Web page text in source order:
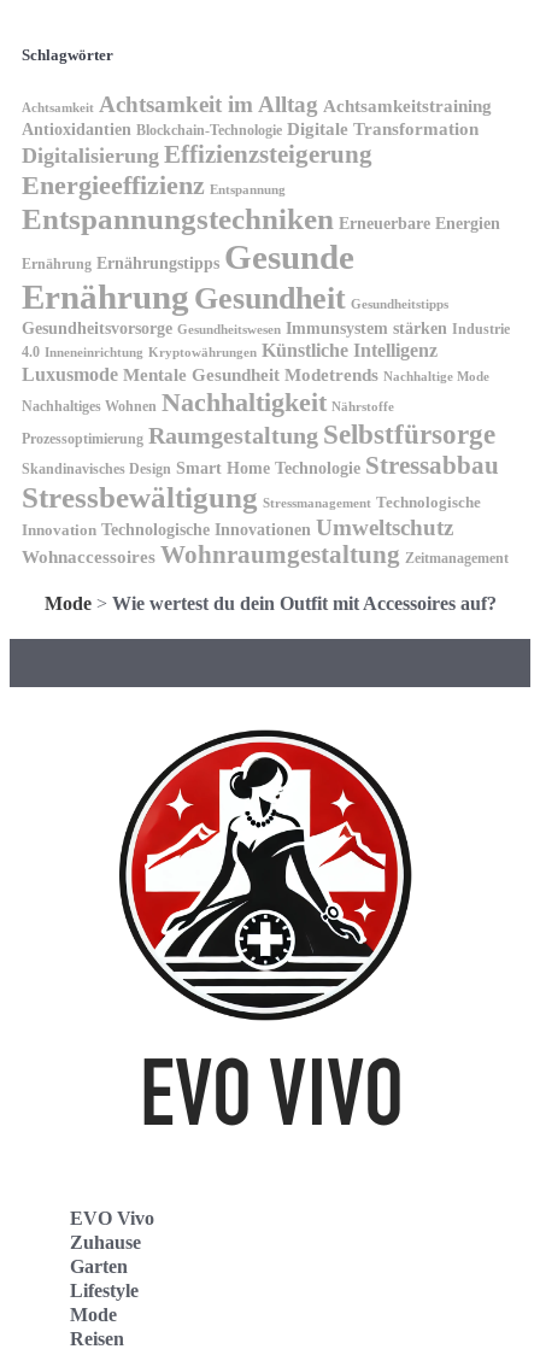
Schlagwörter
Achtsamkeit Achtsamkeit im Alltag Achtsamkeitstraining
Antioxidantien Blockchain-Technologie Digitale Transformation
Digitalisierung Effizienzsteigerung
Energieeffizienz Entspannung
Entspannungstechniken Erneuerbare Energien
Ernährung Ernährungstipps Gesunde
Ernährung Gesundheit Gesundheitstipps
Gesundheitsvorsorge Gesundheitswesen Immunsystem stärken Industrie
4.0 Inneneinrichtung Kryptowährungen Künstliche Intelligenz
Luxusmode Mentale Gesundheit Modetrends Nachhaltige Mode
Nachhaltiges Wohnen Nachhaltigkeit Nährstoffe
Prozessoptimierung Raumgestaltung Selbstfürsorge
Skandinavisches Design Smart Home Technologie Stressabbau
Stressbewältigung Stressmanagement Technologische
Innovation Technologische Innovationen Umweltschutz
Wohnaccessoires Wohnraumgestaltung Zeitmanagement
Mode> Wie wertest du dein Outfit mit Accessoires auf?
EVO Vivo
Zuhause
Garten
Lifestyle
Mode
Reisen